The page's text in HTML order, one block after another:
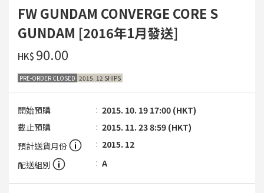
FW GUNDAM CONVERGE CORE S
GUNDAM [2016年1月發送]
HK$ ‌90.00
PRE-ORDER CLOSED 2015. 12 SHIPS
開始預購
2015. 10. 19 17:00 (HKT)
截止預購
2015. 11. 23 8:59 (HKT)
預計送貨月份
2015. 12
配送組別
A